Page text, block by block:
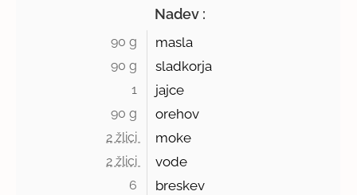
Nadev :
90 g masla
90 g sladkorja
1 jajce
90 g orehov
2 žlici moke
2 žlici vode
6 breskev